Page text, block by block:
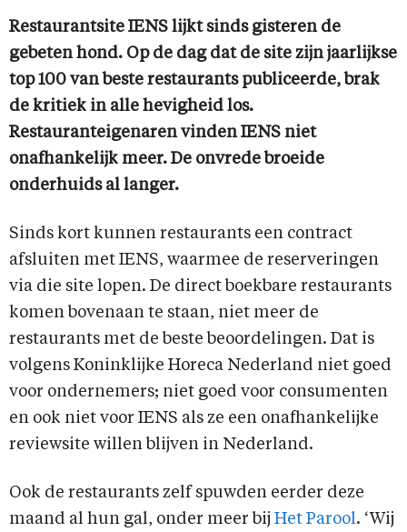
Restaurantsite IENS lijkt sinds gisteren de
gebeten hond. Op de dag dat de site zijn jaarlijkse
top 100 van beste restaurants publiceerde, brak
de kritiek in alle hevigheid los.
Restauranteigenaren vinden IENS niet
onafhankelijk meer. De onvrede broeide
onderhuids al langer.
Sinds kort kunnen restaurants een contract
afsluiten met IENS, waarmee de reserveringen
via die site lopen. De direct boekbare restaurants
komen bovenaan te staan, niet meer de
restaurants met de beste beoordelingen. Dat is
volgens Koninklijke Horeca Nederland niet goed
voor ondernemers; niet goed voor consumenten
en ook niet voor IENS als ze een onafhankelijke
reviewsite willen blijven in Nederland.
Ook de restaurants zelf spuwden eerder deze
maand al hun gal, onder meer bij Het Parool. ‘Wij